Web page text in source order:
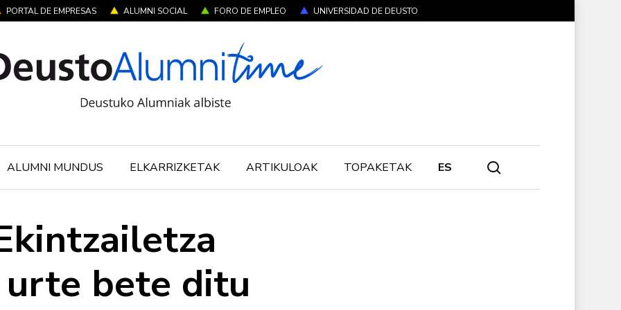
PORTAL DE EMPRESAS ALUMNI SOCIAL FORO DE EMPLEO UNIVERSIDAD DE DEUSTO
ALUMNI MUNDUS ELKARRIZKETAK ARTIKULOAK TOPAKETAK ES
urte bete ditu